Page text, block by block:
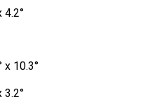
4.2°
x 10.3°
3.2°